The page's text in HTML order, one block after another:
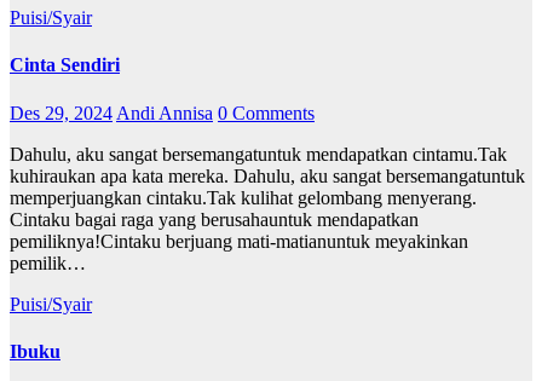
Puisi/Syair
Cinta Sendiri
Des 29, 2024 Andi Annisa 0 Comments
Dahulu, aku sangat bersemangatuntuk mendapatkan cintamu.Tak
kuhiraukan apa kata mereka. Dahulu, aku sangat bersemangatuntuk
memperjuangkan cintaku.Tak kulihat gelombang menyerang.
Cintaku bagai raga yang berusahauntuk mendapatkan
pemiliknya!Cintaku berjuang mati-matianuntuk meyakinkan
pemilik…
Puisi/Syair
Ibuku